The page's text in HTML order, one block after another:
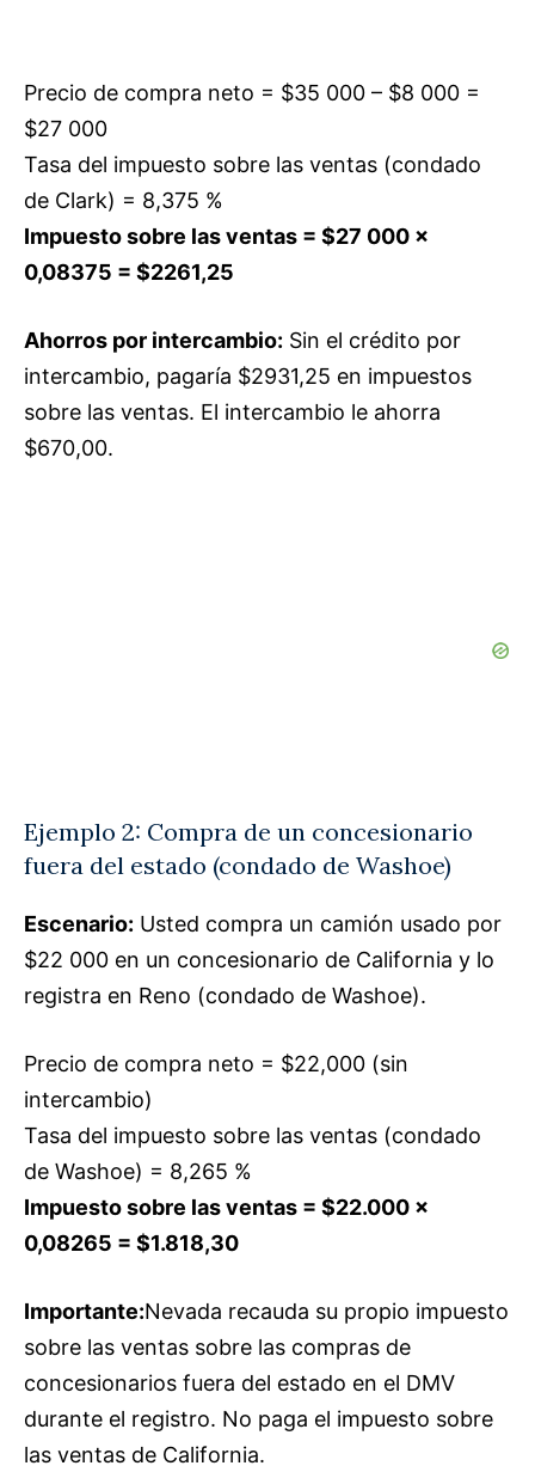
Precio de compra neto = $35 000 – $8 000 =
$27 000
Tasa del impuesto sobre las ventas (condado
de Clark) = 8,375 %
Impuesto sobre las ventas = $27 000 ×
0,08375 = $2261,25
Ahorros por intercambio: Sin el crédito por
intercambio, pagaría $2931,25 en impuestos
sobre las ventas. El intercambio le ahorra
$670,00.
Ejemplo 2: Compra de un concesionario
fuera del estado (condado de Washoe)
Escenario: Usted compra un camión usado por
$22 000 en un concesionario de California y lo
registra en Reno (condado de Washoe).
Precio de compra neto = $22,000 (sin
intercambio)
Tasa del impuesto sobre las ventas (condado
de Washoe) = 8,265 %
Impuesto sobre las ventas = $22.000 ×
0,08265 = $1.818,30
Importante:Nevada recauda su propio impuesto
sobre las ventas sobre las compras de
concesionarios fuera del estado en el DMV
durante el registro. No paga el impuesto sobre
las ventas de California.